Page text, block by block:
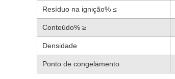
Resíduo na ignição% ≤
Conteúdo% ≥
Densidade
Ponto de congelamento